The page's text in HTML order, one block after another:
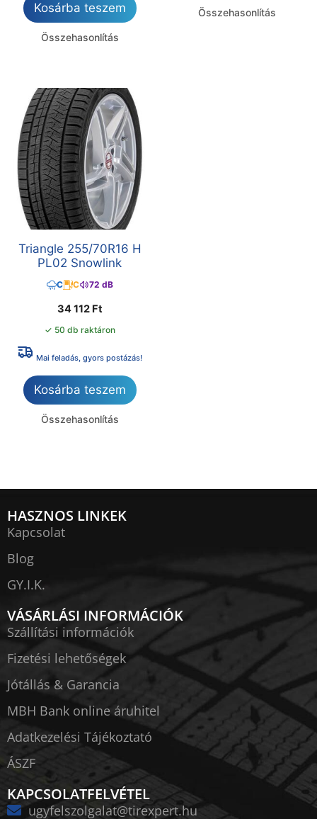
Kosárba teszem
Összehasonlítás
Összehasonlítás
Triangle 255/70R16 H
PL02 Snowlink
C C 72 dB
34 112 Ft
✓ 50 db raktáron
Mai feladás, gyors postázás!
Kosárba teszem
Összehasonlítás
HASZNOS LINKEK
Kapcsolat
Blog
GY.I.K.
VÁSÁRLÁSI INFORMÁCIÓK
Szállítási információk
Fizetési lehetőségek
Jótállás & Garancia
MBH Bank online áruhitel
Adatkezelési Tájékoztató
ÁSZF
KAPCSOLATFELVÉTEL
ugyfelszolgalat@tirexpert.hu